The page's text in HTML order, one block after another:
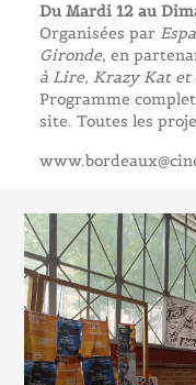
Du Mardi 12 au
Organisées par
Gironde, en
à Lire, Krazy Kat et
Programme
site. Toutes les